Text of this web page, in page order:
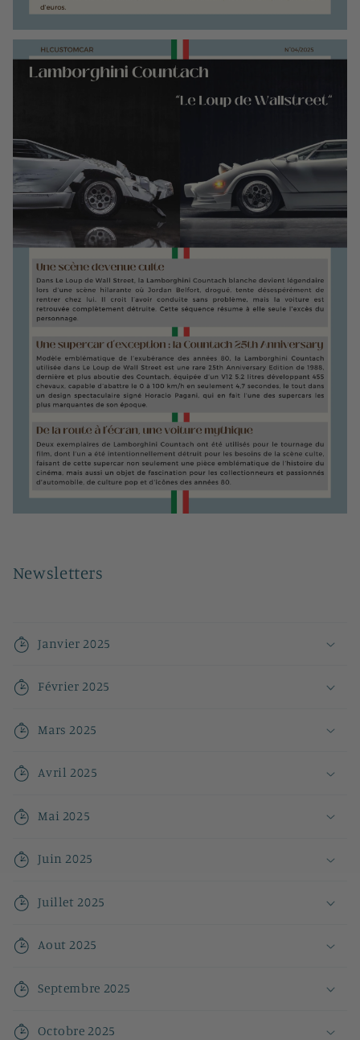
Newsletters
Janvier 2025
Février 2025
Mars 2025
Avril 2025
Mai 2025
Juin 2025
Juillet 2025
Aout 2025
Septembre 2025
Octobre 2025